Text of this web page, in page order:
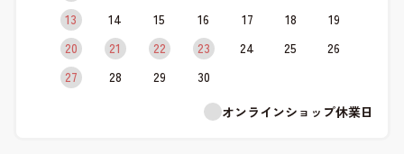
13
14 15 16 17 18
19
20
21 22 23 24 25
26
27
28 29
30
オンラインショップ休業日